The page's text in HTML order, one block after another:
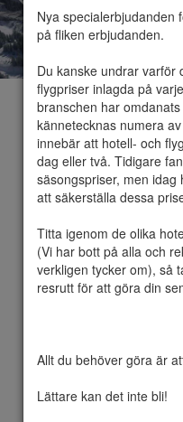
Nya specialerbjudanden
på fliken erbjudanden.
Du kanske undrar varför
flygpriser inlagda på
branschen har
kännetecknas numera
innebär att hotell- och
dag eller två. Tidigare
säsongspriser, men
att säkerställa dessa
Titta igenom de olika
(Vi har bott på alla och
verkligen tycker om), så
resrutt för att göra din
Allt du behöver göra är
Lättare kan det inte bli!
Lech
Lech am Arlberg
berömda som
och. Lech är en
kan behöva